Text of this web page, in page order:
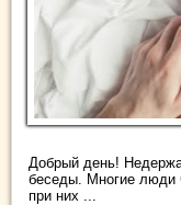
Добрый день!
беседы. Многие люди
при них ...